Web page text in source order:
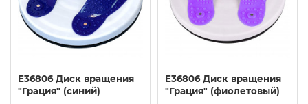
E36806 Диск вращения
"Грация" (синий)
E36806 Диск вращения
"Грация" (фиолетовый)